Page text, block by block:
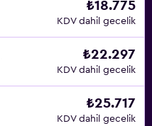
₺18.775
KDV dahil gecelik
₺22.297
KDV dahil gecelik
₺25.717
KDV dahil gecelik